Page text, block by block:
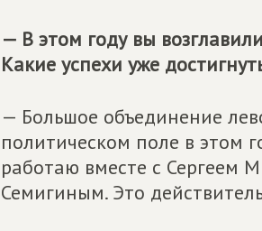
— В этом году вы
Какие успехи уже
— Большое объединение
политическом поле в этом
работаю вместе с Сергеем
Семигиным. Это